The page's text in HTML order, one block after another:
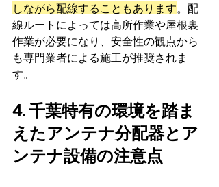
しながら配線することもあります。配
線ルートによっては高所作業や屋根裏
作業が必要になり、安全性の観点から
も専門業者による施工が推奨されま
す。
4. 千葉特有の環境を踏ま
えたアンテナ分配器とア
ンテナ設備の注意点